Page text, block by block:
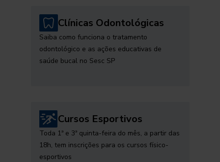
Clínicas Odontológicas
Saiba como funciona o tratamento
odontológico e as ações educativas de
saúde bucal no Sesc SP
Cursos Esportivos
Toda 1ª e 3ª quinta-feira do mês, a partir das
18h, tem inscrições para os cursos físico-
esportivos